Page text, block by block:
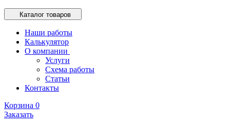
Каталог товаров
Наши работы
Калькулятор
О компании
Услуги
Схема работы
Статьи
Контакты
Корзина 0
Заказать